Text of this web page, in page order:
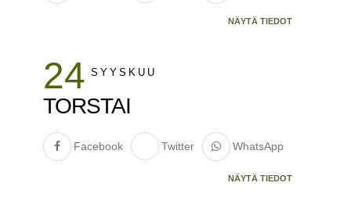
NÄYTÄ TIEDOT
24 SYYSKUU
TORSTAI
Facebook Twitter WhatsApp
NÄYTÄ TIEDOT